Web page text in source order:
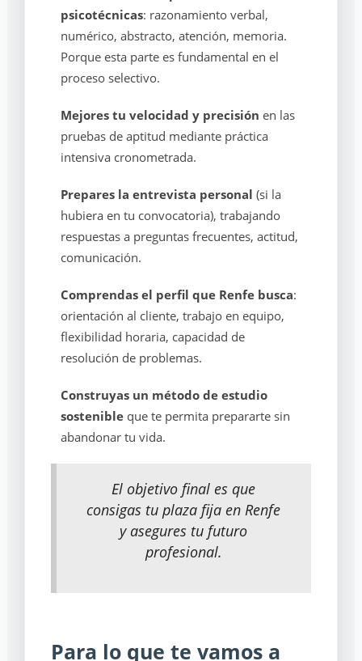
psicotécnicas: razonamiento verbal,
numérico, abstracto, atención, memoria.
Porque esta parte es fundamental en el
proceso selectivo.
Mejores tu velocidad y precisión en las
pruebas de aptitud mediante práctica
intensiva cronometrada.
Prepares la entrevista personal (si la
hubiera en tu convocatoria), trabajando
respuestas a preguntas frecuentes, actitud,
comunicación.
Comprendas el perfil que Renfe busca:
orientación al cliente, trabajo en equipo,
flexibilidad horaria, capacidad de
resolución de problemas.
Construyas un método de estudio
sostenibleque te permita prepararte sin
abandonar tu vida.
El objetivo final es que
consigas tu plaza fija en Renfe
y asegures tu futuro
profesional.
Para lo que te vamos a